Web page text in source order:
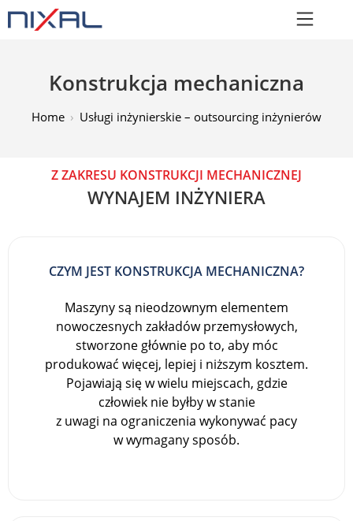
Konstrukcja mechaniczna
Home Usługi inżynierskie – outsourcing inżynierów
Z ZAKRESU KONSTRUKCJI MECHANICZNEJ
WYNAJEM INŻYNIERA
CZYM JEST KONSTRUKCJA MECHANICZNA?
Maszyny są nieodzownym elementem
nowoczesnych zakładów przemysłowych,
stworzone głównie po to, aby móc
produkować więcej, lepiej i niższym kosztem.
Pojawiają się w wielu miejscach, gdzie
człowiek nie byłby w stanie
z uwagi na ograniczenia wykonywać pacy
w wymagany sposób.